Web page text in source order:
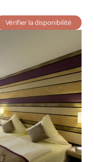
Vérifier la disponibilité